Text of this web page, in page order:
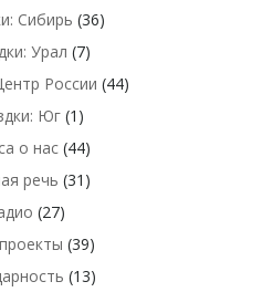
Сибирь (36)
Урал (7)
России (44)
Юг (1)
о нас(44)
речь (31)
(27)
(39)
(13)